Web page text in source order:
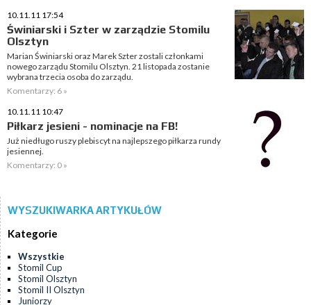
10.11.11 17:54
Świniarski i Szter w zarządzie Stomilu
Olsztyn
Marian Świniarski oraz Marek Szter zostali członkami
nowego zarządu Stomilu Olsztyn. 21 listopada zostanie
wybrana trzecia osoba do zarządu.
Komentarzy: 6 »
10.11.11 10:47
Piłkarz jesieni - nominacje na FB!
Już niedługo ruszy plebiscyt na najlepszego piłkarza rundy
jesiennej.
Komentarzy: 0 »
WYSZUKIWARKA ARTYKUŁÓW
Kategorie
Wszystkie
Stomil Cup
Stomil Olsztyn
Stomil II Olsztyn
Juniorzy